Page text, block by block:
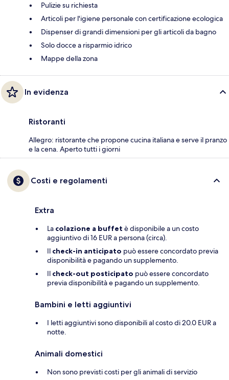
Pulizie su richiesta
Articoli per l'igiene personale con certificazione ecologica
Dispenser di grandi dimensioni per gli articoli da bagno
Solo docce a risparmio idrico
Mappe della zona
In evidenza
Ristoranti
Allegro: ristorante che propone cucina italiana e serve il pranzo
e la cena. Aperto tutti i giorni
Costi e regolamenti
Extra
La colazione a buffet è disponibile a un costo
aggiuntivo di 16 EUR a persona (circa).
Il check-in anticipato può essere concordato previa
disponibilità e pagando un supplemento.
Il check-out posticipato può essere concordato
previa disponibilità e pagando un supplemento.
Bambini e letti aggiuntivi
I letti aggiuntivi sono disponibili al costo di 20.0 EUR a
notte.
Animali domestici
Non sono previsti costi per gli animali di servizio